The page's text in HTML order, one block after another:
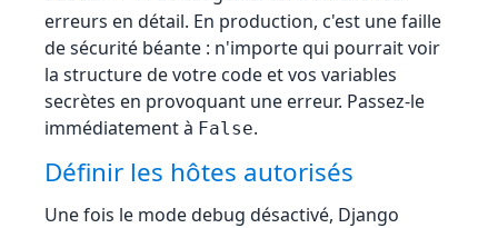
erreurs en détail. En production, c'est une faille
de sécurité béante : n'importe qui pourrait voir
la structure de votre code et vos variables
secrètes en provoquant une erreur. Passez-le
immédiatement à False.
Définir les hôtes autorisés
Une fois le mode debug désactivé, Django